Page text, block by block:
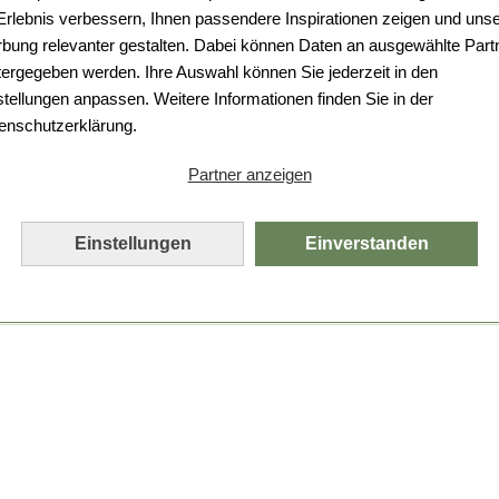
verbessern, Ihnen passendere Inspirationen zeigen und
relevanter gestalten. Dabei können Daten an ausgewählte
werden. Ihre Auswahl können Sie jederzeit in den
anpassen. Weitere Informationen finden Sie in der
Partner anzeigen
Einstellungen Einverstanden